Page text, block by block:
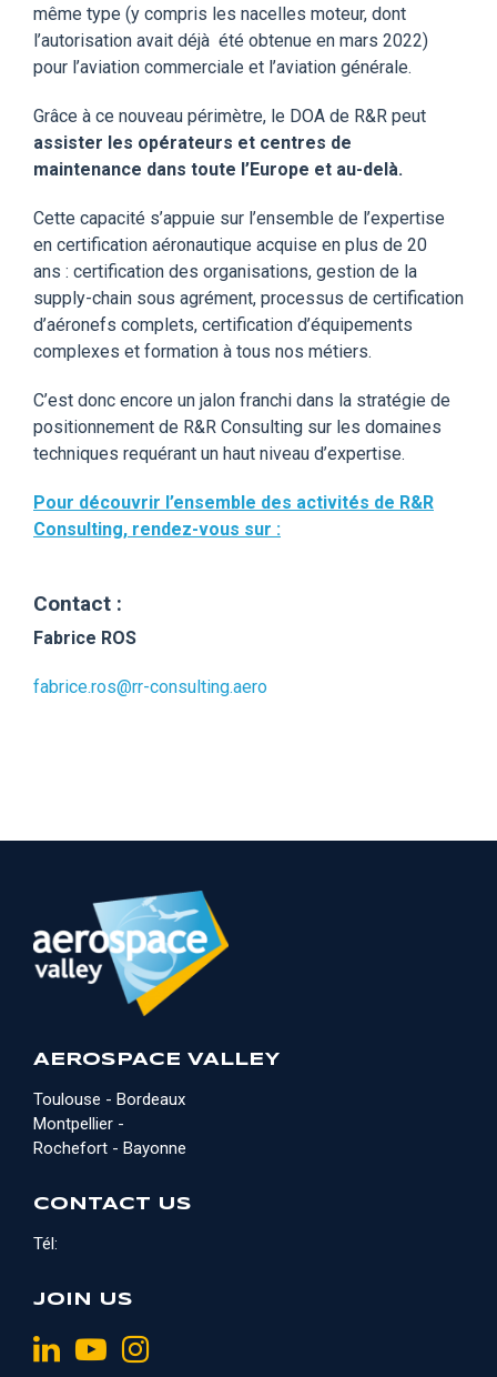
même type (y compris les nacelles moteur, dont
l’autorisation avait déjà été obtenue en mars 2022)
pour l ’aviation commerciale et l’aviation générale.
Grâce à ce nouveau périmètre, le DOA de R&R peut
assister les opérateurs et centres de
maintenance dans toute l’Europe et au-delà.
Cette capacité s’appuie sur l’ensemble de l’expertise
en certification aéronautique acquise en plus de 20
ans : certification des organisations, gestion de la
supply-chain sous agrément, processus de certification
d’aéronefs complets, certification d’équipements
complexes et formation à tous nos métiers.
C’est donc encore un jalon franchi dans la stratégie de
positionnement de R&R Consulting sur les domaines
techniques requérant un haut niveau d’expertise.
Pour découvrir l’ensemble des activités de R&R
Consulting, rendez-vous sur :
Contact :
Fabrice ROS
fabrice.ros@rr-consulting.aero
AEROSPACE VALLEY
Toulouse - Bordeaux
Montpellier -
Rochefort - Bayonne
CONTACT US
Tél:
JOIN US